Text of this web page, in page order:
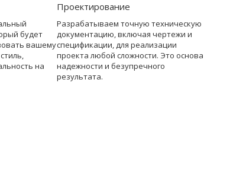
будет
вашему
на
Проектирование
Разрабатываем точную техническую
документацию, включая чертежи и
спецификации, для реализации
проекта любой сложности. Это основа
надежности и безупречного
результата.